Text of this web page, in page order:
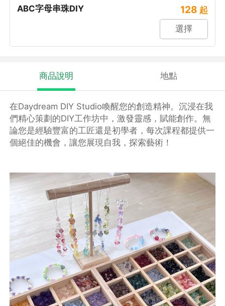
ABC字母串珠DIY 128 起
選擇
商品說明 地點
在Daydream DIY Studio喚醒您的創造精神。沉浸在我
們精心策劃的DIY工作坊中，激發靈感，賦能創作。無
論您是經驗豐富的工匠還是初學者，每次課程都提供一
個絕佳的機會，讓您展現自我，探索藝術！